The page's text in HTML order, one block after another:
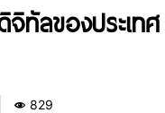
ทัลของประเทศ
829